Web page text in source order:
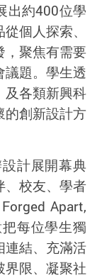
出約400位學
個人探索、
，聚焦有需要
議題。學生透
及各類新興科
的創新設計方
計展開幕典
、校友、學者
Forged Apart,
每位學生獨
連結、充滿活
界限、凝聚社